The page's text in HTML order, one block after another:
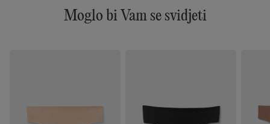
Moglo bi Vam se svidjeti